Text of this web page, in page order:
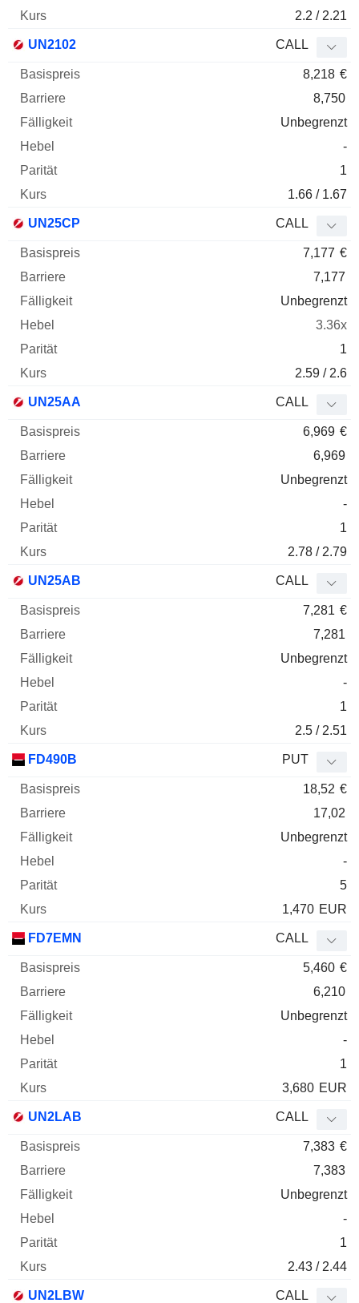
2.2 / 2.21
UN2102 CALL
8,218 €
8,750
Unbegrenzt
-
1
1.66 / 1.67
UN25CP CALL
7,177 €
7,177
Unbegrenzt
3.36x
1
2.59 / 2.6
UN25AA CALL
6,969 €
6,969
Unbegrenzt
-
1
2.78 / 2.79
UN25AB CALL
7,281 €
7,281
Unbegrenzt
-
1
2.5 / 2.51
FD490B PUT
18,52 €
17,02
Unbegrenzt
-
5
1,470 EUR
FD7EMN CALL
5,460 €
6,210
Unbegrenzt
-
1
3,680 EUR
UN2LAB CALL
7,383 €
7,383
Unbegrenzt
-
1
2.43 / 2.44
UN2LBW CALL